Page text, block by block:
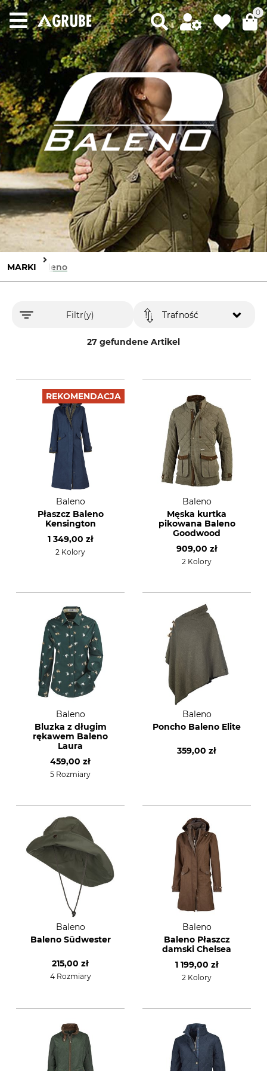
0
MARKI Baleno
Filtr(y)
27 gefundene Artikel
Trafność
REKOMENDACJA
Baleno
Płaszcz Baleno
Kensington
1 349,00 zł
2 Kolory
Baleno
Męska kurtka
pikowana Baleno
Goodwood
909,00 zł
2 Kolory
Baleno
Bluzka z długim
rękawem Baleno
Laura
459,00 zł
5 Rozmiary
Baleno
Poncho Baleno Elite
359,00 zł
Baleno
Baleno Südwester
215,00 zł
4 Rozmiary
Baleno
Baleno Płaszcz
damski Chelsea
1 199,00 zł
2 Kolory